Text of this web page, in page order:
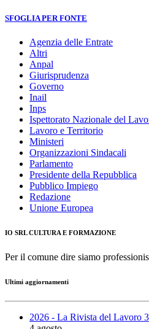
SFOGLIA PER FONTE
Agenzia delle Entrate
Altri
Anpal
Giurisprudenza
Governo
Inail
Inps
Ispettorato Nazionale del
Lavoro e Territorio
Ministeri
Organizzazioni Sindacali
Parlamento
Presidente della Repubblica
Pubblico Impiego
Redazione
Unione Europea
IO SRL CULTURA E FORMAZIONE
Per il comune dire siamo
Ultimi aggiornamenti
2026 - La Rivista del Lavoro